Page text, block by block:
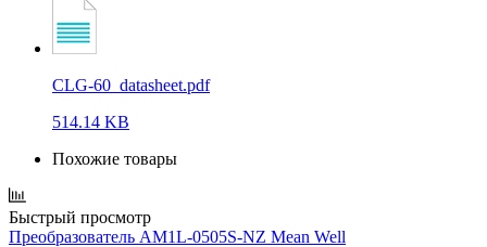
CLG-60_datasheet.pdf
514.14 KB
Похожие товары
Быстрый просмотр
Преобразователь AM1L-0505S-NZ Mean Well